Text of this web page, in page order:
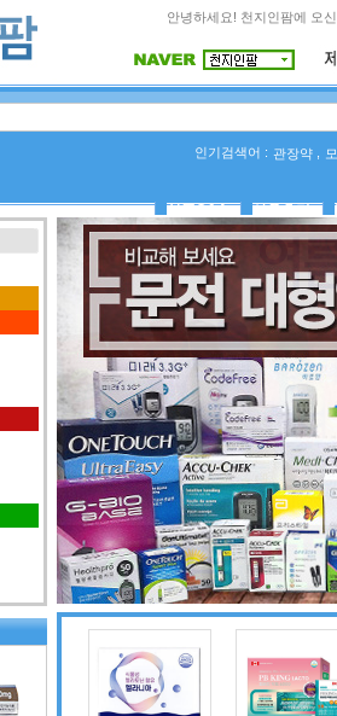
안녕하세요! 천지인팜에 오
인기검색어 : 관장약
상품Q&A 사용후기